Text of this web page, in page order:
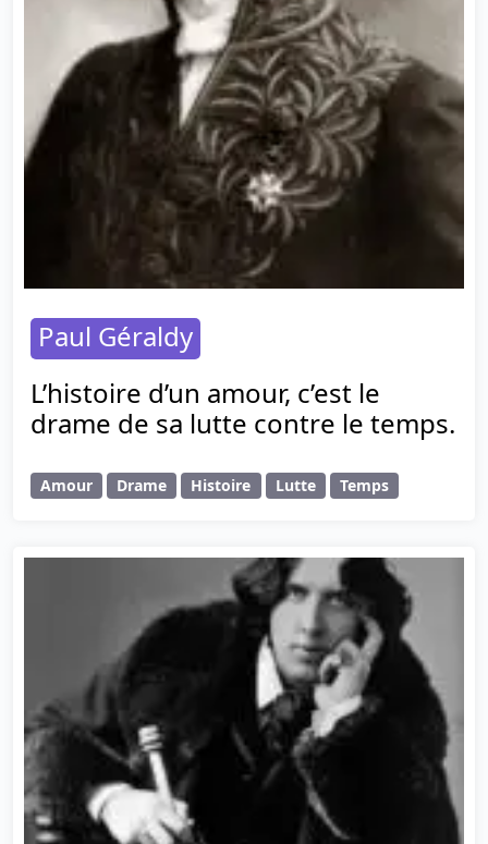
Paul Géraldy
L’histoire d’un amour, c’est le
drame de sa lutte contre le temps.
Amour Drame Histoire Lutte Temps